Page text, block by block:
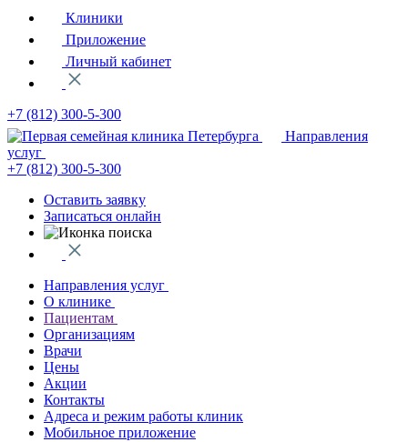
Клиники
Приложение
Личный кабинет
+7 (812) 300-5-300
Направления
услуг
+7 (812) 300-5-300
Оставить заявку
Записаться онлайн
Направления услуг
О клинике
Пациентам
Организациям
Врачи
Цены
Акции
Контакты
Адреса и режим работы клиник
Мобильное приложение